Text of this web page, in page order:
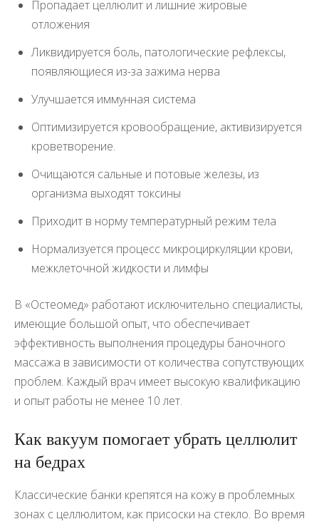
Пропадает целлюлит и лишние жировые
отложения
Ликвидируется боль, патологические рефлексы,
появляющиеся из-за зажима нерва
Улучшается иммунная система
Оптимизируется кровообращение, активизируется
кроветворение.
Очищаются сальные и потовые железы, из
организма выходят токсины
Приходит в норму температурный режим тела
Нормализуется процесс микроциркуляции крови,
межклеточной жидкости и лимфы
В «Остеомед» работают исключительно специалисты,
имеющие большой опыт, что обеспечивает
эффективность выполнения процедуры баночного
массажа в зависимости от количества сопутствующих
проблем. Каждый врач имеет высокую квалификацию
и опыт работы не менее 10 лет.
Как вакуум помогает убрать целлюлит
на бедрах
Классические банки крепятся на кожу в проблемных
зонах с целлюлитом, как присоски на стекло. Во время